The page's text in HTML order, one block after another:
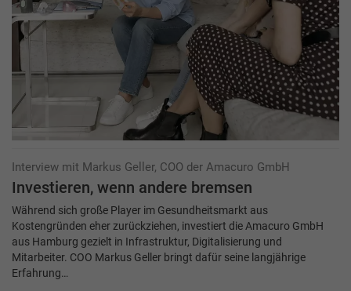
Interview mit Markus Geller, COO der Amacuro GmbH
Investieren, wenn andere bremsen
Während sich große Player im Gesundheitsmarkt aus
Kostengründen eher zurückziehen, investiert die Amacuro GmbH
aus Hamburg gezielt in Infrastruktur, Digitalisierung und
Mitarbeiter. COO Markus Geller bringt dafür seine langjährige
Erfahrung…